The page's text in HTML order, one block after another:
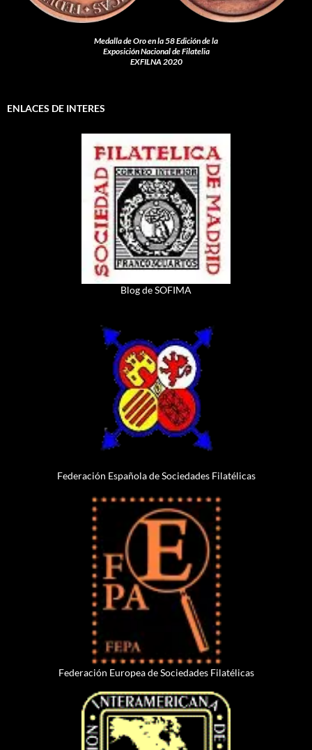
Medalla de Oro en la 58 Edición de la
Exposición Nacional de Filatelia
EXFILNA 2020
ENLACES DE INTERES
Blog de SOFIMA
Federación Española de Sociedades Filatélicas
Federación Europea de Sociedades Filatélicas